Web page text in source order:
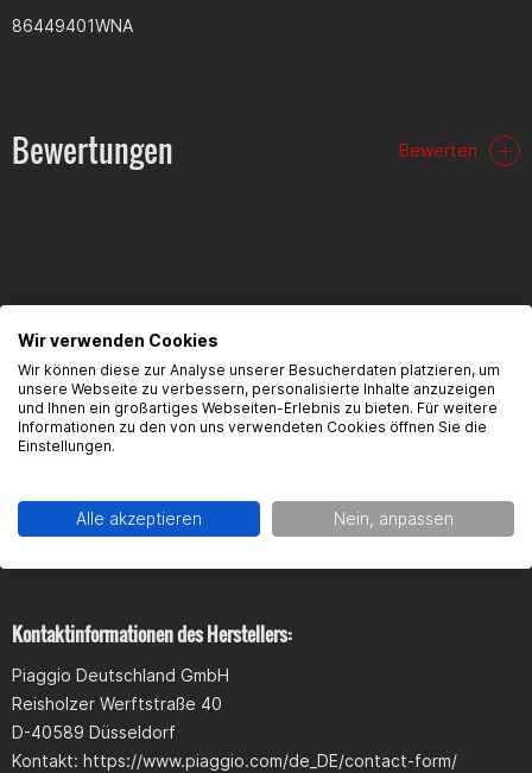
86449401WNA
Bewertungen Bewerten
FAQ
Hier findest du die häufigsten Fragen und die dazugehörigen
Antworten zu diesem Artikel.
Produktsicherheit
Kontaktinformationen des Herstellers:
Piaggio Deutschland GmbH
Reisholzer Werftstraße 40
D-40589 Düsseldorf
Kontakt: https://www.piaggio.com/de_DE/contact-form/
Wir verwenden Cookies
Wir können diese zur Analyse unserer Besucherdaten platzieren, um
unsere Webseite zu verbessern, personalisierte Inhalte anzuzeigen
und Ihnen ein großartiges Webseiten-Erlebnis zu bieten. Für weitere
Informationen zu den von uns verwendeten Cookies öffnen Sie die
Einstellungen.
Alle akzeptieren Nein, anpassen